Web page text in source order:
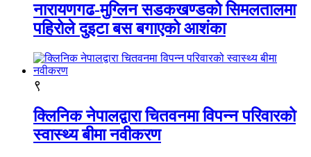
नारायणगढ-मुग्लिन सडकखण्डको सिमलतालमा
पहिरोले दुइटा बस बगाएको आशंका
९
क्लिनिक नेपालद्वारा चितवनमा विपन्न परिवारको
स्वास्थ्य बीमा नवीकरण